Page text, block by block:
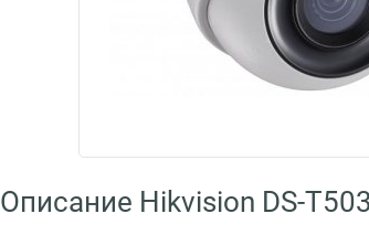
Описание Hikvision DS-